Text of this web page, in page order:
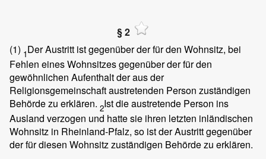
§ 2
(1) 1Der Austritt ist gegenüber der für den Wohnsitz, bei
Fehlen eines Wohnsitzes gegenüber der für den
gewöhnlichen Aufenthalt der aus der
Religionsgemeinschaft austretenden Person zuständigen
Behörde zu erklären. 2Ist die austretende Person ins
Ausland verzogen und hatte sie ihren letzten inländischen
Wohnsitz in Rheinland-Pfalz, so ist der Austritt gegenüber
der für diesen Wohnsitz zuständigen Behörde zu erklären.